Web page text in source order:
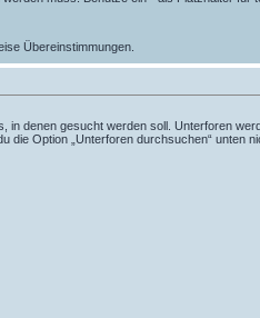
Übereinstimmungen.
in denen gesucht werden soll. Unterforen
die Option „Unterforen durchsuchen“ unten